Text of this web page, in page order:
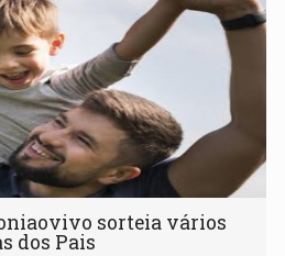
sorteia vários
dos Pais